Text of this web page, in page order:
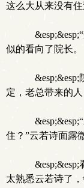
这么大从来没有住
似的看向了院长。
&esp;&esp;
定，老总带来的
住？”云若诗面露
&esp;&esp;
太熟悉云若诗了